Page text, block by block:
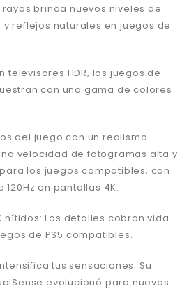
brinda nuevos niveles de
reflejos naturales en juegos de
televisores HDR, los juegos de
con una gama de colores
del juego con un realismo
velocidad de fotogramas alta y
los juegos compatibles, con
en pantallas 4K.
nítidos: Los detalles cobran vida
de PS5 compatibles.
tus sensaciones: Su
evolucionó para nuevas